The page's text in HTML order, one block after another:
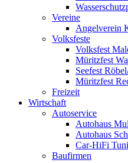
Vereine
Angelverein
Volksfeste
Volksfest
Müritzfest
Seefest
Müritzfest
Freizeit
Wirtschaft
Autoservice
Autohaus
Autohaus
Car-HiFi
Baufirmen